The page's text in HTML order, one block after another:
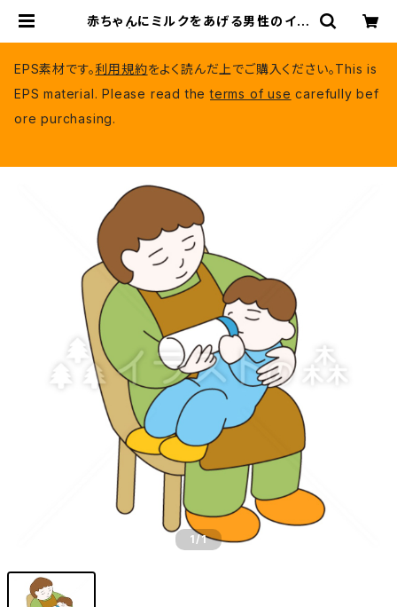
赤ちゃんにミルクをあげる男性のイラ
EPS素材です。利用規約をよく読んだ上でご購入ください。This is
EPS material. Please read theterms of use carefully bef
ore purchasing.
1/1